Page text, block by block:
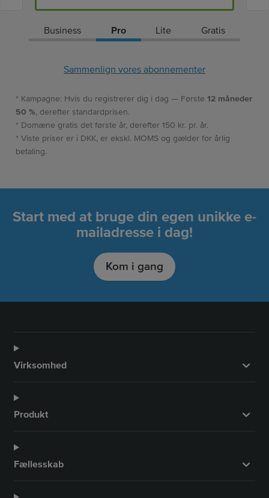
Business Pro Lite Gratis
Sammenlign vores abonnementer
* Kampagne: Hvis du registrerer dig i dag — Første 12 måneder
50 %, derefter standardprisen.
* Domæne gratis det første år, derefter 150 kr. pr. år.
* Viste priser er i DKK, er ekskl. MOMS og gælder for årlig
betaling.
Start med at bruge din egen unikke e-
mailadresse i dag!
Kom i gang
Virksomhed
Produkt
Fællesskab